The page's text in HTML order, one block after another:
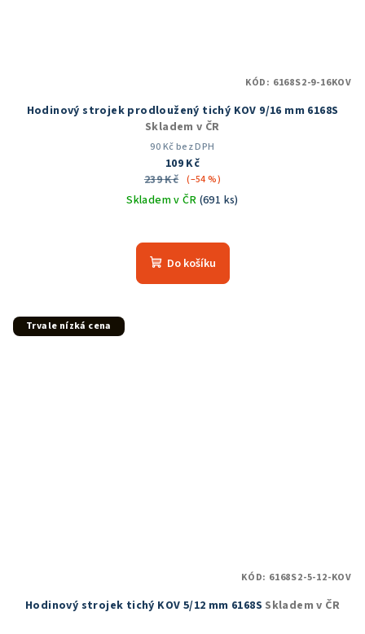
Hodinový strojek prodloužený tichý KOV 9/16 mm 6168S
Skladem v ČR
90 Kč bez DPH
109 Kč
239 Kč (–54 %)
Skladem v ČR (691 ks)
hodnocení
produktu
Do košíku
KÓD: 6168S2-9-16KOV
Trvale nízká cena
Hodinový strojek tichý KOV 5/12 mm 6168S Skladem v ČR
KÓD: 6168S2-5-12-KOV